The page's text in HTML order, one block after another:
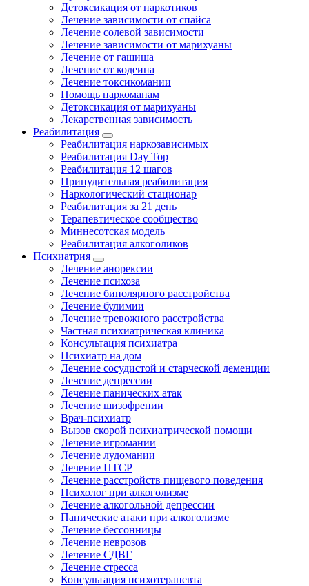
Детоксикация от наркотиков
Лечение зависимости от спайса
Лечение солевой зависимости
Лечение зависимости от марихуаны
Лечение от гашиша
Лечение от кодеина
Лечение токсикомании
Помощь наркоманам
Детоксикация от марихуаны
Лекарственная зависимость
Реабилитация
Реабилитация наркозависимых
Реабилитация Day Top
Реабилитация 12 шагов
Принудительная реабилитация
Наркологический стационар
Реабилитация за 21 день
Терапевтическое сообщество
Миннесотская модель
Реабилитация алкоголиков
Психиатрия
Лечение анорексии
Лечение психоза
Лечение биполярного расстройства
Лечение булимии
Лечение тревожного расстройства
Частная психиатрическая клиника
Консультация психиатра
Психиатр на дом
Лечение сосудистой и старческой деменции
Лечение депрессии
Лечение панических атак
Лечение шизофрении
Врач-психиатр
Вызов скорой психиатрической помощи
Лечение игромании
Лечение лудомании
Лечение ПТСР
Лечение расстройств пищевого поведения
Психолог при алкоголизме
Лечение алкогольной депрессии
Панические атаки при алкоголизме
Лечение бессонницы
Лечение неврозов
Лечение СДВГ
Лечение стресса
Консультация психотерапевта